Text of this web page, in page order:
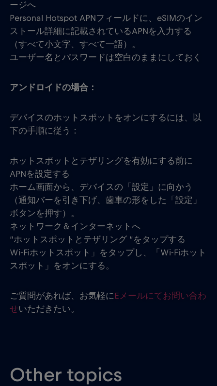
ージへ
Personal Hotspot APNフィールドに、eSIMのイン
ストール詳細に記載されているAPNを入力する
（すべて小文字、すべて一語）。
ユーザー名とパスワードは空白のままにしておく
アンドロイドの場合：
デバイスのホットスポットをオンにするには、以
下の手順に従う：
ホットスポットとテザリングを有効にする前に
APNを設定する
ホーム画面から、デバイスの「設定」に向かう
（通知バーを引き下げ、歯車の形をした「設定」
ボタンを押す）。
ネットワーク＆インターネットへ
“ホットスポットとテザリング “をタップする
Wi-Fiホットスポット」をタップし、「Wi-Fiホット
スポット」をオンにする。
ご質問があれば、お気軽に Eメールにてお問い合わ
せいただきたい。
Other topics